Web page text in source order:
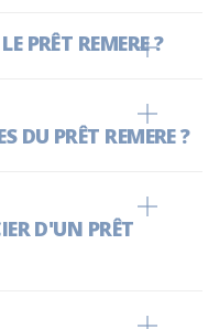
PRÊT REMERE ?
DU PRÊT REMERE ?
D'UN PRÊT